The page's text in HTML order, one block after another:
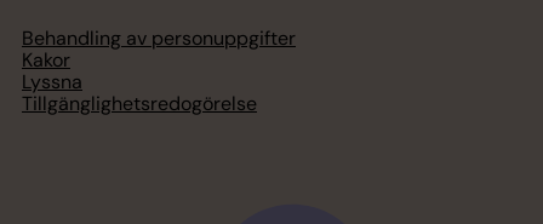
Behandling av personuppgifter
Kakor
Lyssna
Tillgänglighetsredogörelse